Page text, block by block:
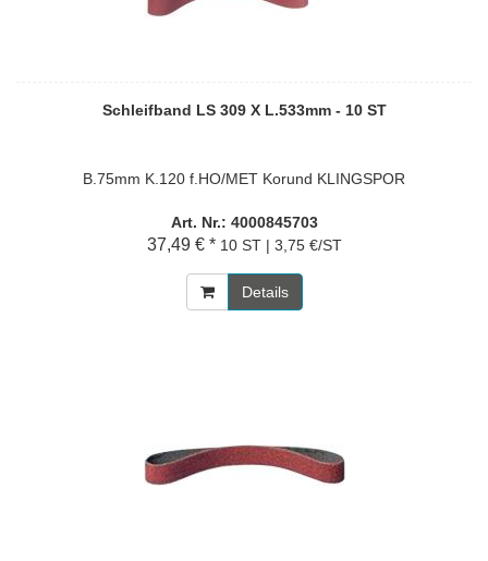
Schleifband LS 309 X L.533mm - 10 ST
B.75mm K.120 f.HO/MET Korund KLINGSPOR
Art. Nr.: 4000845703
37,49 € * 10 ST | 3,75 €/ST
Details